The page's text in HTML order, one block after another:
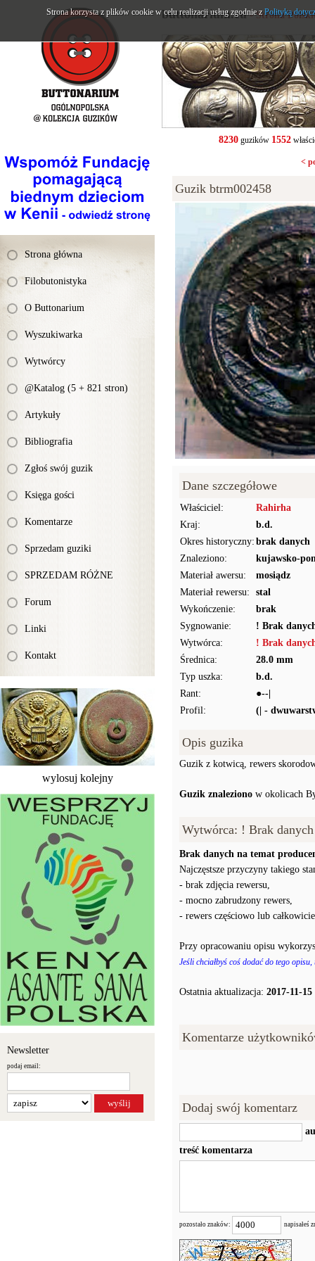
Strona główna
Filobutonistyka
O Buttonarium
Wyszukiwarka
Wytwórcy
@Katalog (5 + 821 stron)
Artykuły
Bibliografia
Zgłoś swój guzik
Księga gości
Komentarze
Sprzedam guziki
SPRZEDAM RÓŻNE
Forum
Linki
Kontakt
wylosuj kolejny
Newsletter
podaj email:
buttonarium.eu- Strona
8230guzików 1552
<
Guzik btrm002458
Dane szczegółowe
Właściciel:
Rahirha
Kraj:
b.d.
Okres historyczny: brak danych
Znaleziono:
kujawsko-
Materiał awersu:
mosiądz
Materiał rewersu:
stal
Wykończenie:
brak
Sygnowanie:
! Brak
Wytwórca:
! Brak
Średnica:
28.0 mm
Typ uszka:
b.d.
Rant:
●--|
Profil:
(| -
Opis guzika
Guzik z kotwicą, rewers
Guzik znaleziono w okolicach
Wytwórca: ! Brak danych
Brak danych na temat
Najczęstsze przyczyny takiego
- brak zdjęcia rewersu,
- mocno zabrudzony rewers,
- rewers częściowo lub
Przy opracowaniu opisu
Jeśli chciałbyś coś dodać do tego
Ostatnia aktualizacja: 2017-11-15
Komentarze
Dodaj swój komentarz
treść komentarza
pozostało znaków: napisałeś
Strona korzysta z plików cookie w celu realizacji usług zgodnie zPolityką